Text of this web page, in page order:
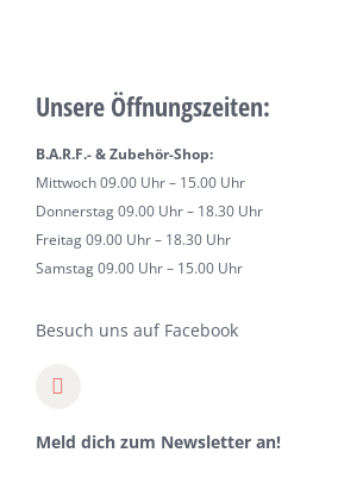
Unsere Öffnungszeiten:
B.A.R.F.- & Zubehör-Shop:
Mittwoch 09.00 Uhr – 15.00 Uhr
Donnerstag 09.00 Uhr – 18.30 Uhr
Freitag 09.00 Uhr – 18.30 Uhr
Samstag 09.00 Uhr – 15.00 Uhr
Besuch uns auf Facebook
Meld dich zum Newsletter an!